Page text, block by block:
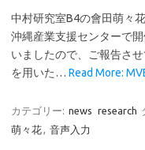
中村研究室B4の會田萌々
沖縄産業支援センターで
いましたので、ご報告さ
を用いた… Read More:
カテゴリー: news research
萌々花, 音声入力